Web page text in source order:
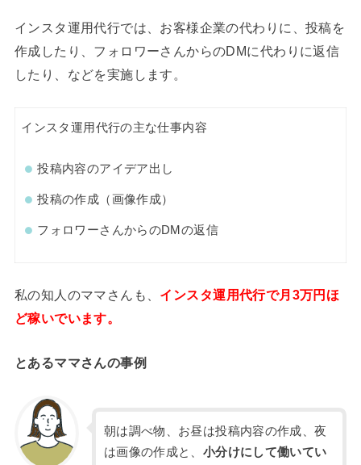
インスタ運用代行では、お客様企業の代わりに、投稿を
作成したり、フォロワーさんからのDMに代わりに返信
したり、などを実施します。
インスタ運用代行の主な仕事内容
投稿内容のアイデア出し
投稿の作成（画像作成）
フォロワーさんからのDMの返信
私の知人のママさんも、 インスタ運用代行で月3万円ほ
ど稼いでいます。
とあるママさんの事例
朝は調べ物、お昼は投稿内容の作成、夜
は画像の作成と、 小分けにして働いてい